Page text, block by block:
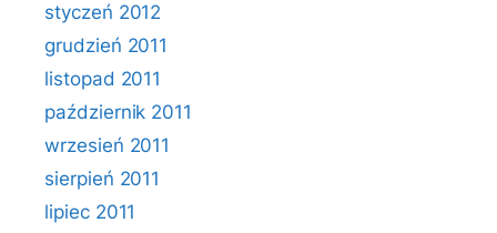
styczeń 2012
grudzień 2011
listopad 2011
październik 2011
wrzesień 2011
sierpień 2011
lipiec 2011